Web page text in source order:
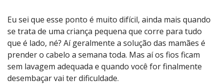
Eu sei que esse ponto é muito difícil, ainda mais quando
se trata de uma criança pequena que corre para tudo
que é lado, né? Aí geralmente a solução das mamães é
prender o cabelo a semana toda. Mas aí os fios ficam
sem lavagem adequada e quando você for finalmente
desembaçar vai ter dificuldade.